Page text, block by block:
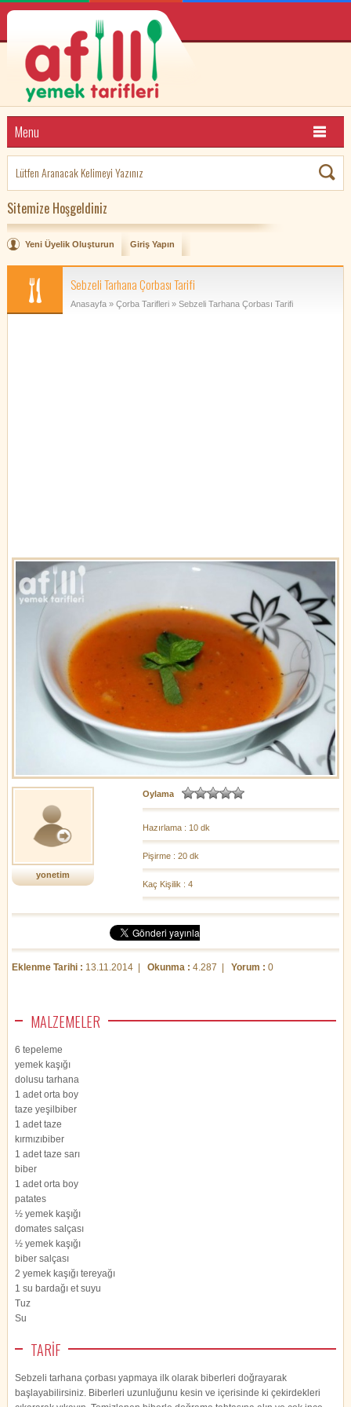
Menu
Sitemize Hoşgeldiniz
Yeni Üyelik Oluşturun Giriş Yapın
Sebzeli Tarhana Çorbası Tarifi
Anasayfa» Çorba Tarifleri» Sebzeli Tarhana Çorbası Tarifi
yonetim
Oylama
Hazırlama : 10 dk
Pişirme : 20 dk
Kaç Kişilik : 4
Eklenme Tarihi : 13.11.2014 | Okunma : 4.287 | Yorum : 0
MALZEMELER
6 tepeleme
yemek kaşığı
dolusu tarhana
1 adet orta boy
taze yeşilbiber
1 adet taze
kırmızıbiber
1 adet taze sarı
biber
1 adet orta boy
patates
½ yemek kaşığı
domates salçası
½ yemek kaşığı
biber salçası
2 yemek kaşığı tereyağı
1 su bardağı et suyu
Tuz
Su
TARİF
Sebzeli tarhana çorbası yapmaya ilk olarak biberleri doğrayarak
başlayabilirsiniz. Biberleri uzunluğunu kesin ve içerisinde ki çekirdekleri